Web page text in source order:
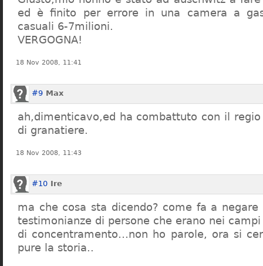
ed è finito per errore in una camera a
casuali 6-7milioni.
VERGOGNA!
18 Nov 2008, 11:41
#9 Max
ah,dimenticavo,ed ha combattuto con il
di granatiere.
18 Nov 2008, 11:43
#10 Ire
ma che cosa sta dicendo? come fa a
testimonianze di persone che erano nei campi
di concentramento…non ho parole, ora si
pure la storia..